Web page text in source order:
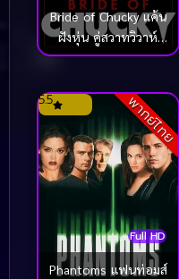
Bride of Chucky แค้น
ฝังหุ่น คู่สวาทวิวาห์
สยอง (1998)
พากย์ไทย
Full HD
5.5
Phantoms แฟนท่อมส์